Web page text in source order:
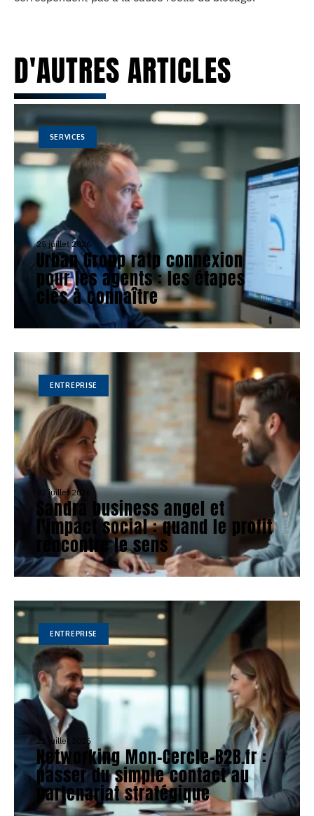
D'AUTRES ARTICLES
SERVICES
25 juillet 2026
Urban Group ratp connexion
pour les agents : les étapes
clés à connaître
ENTREPRISE
22 juillet 2026
Sandra business angel et
l’impact social : quand le profit
rencontre le sens
ENTREPRISE
21 juillet 2026
Networking Mon-Cercle-B2B.fr :
passer du simple contact au
partenariat stratégique